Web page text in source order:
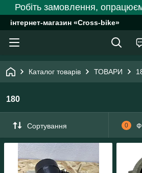
Робіть замовлення,
інтернет-магазин «Cross-bike»
Каталог товарів ТОВАРИ
180
Сортування 0